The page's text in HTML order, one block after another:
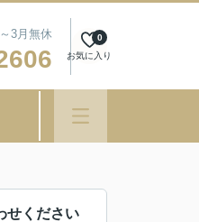
3月無休
お気に入り
0
せください